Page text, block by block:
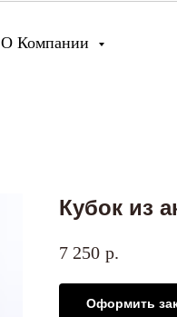
О Компании
Кубок из
7 250 р.
Оформить